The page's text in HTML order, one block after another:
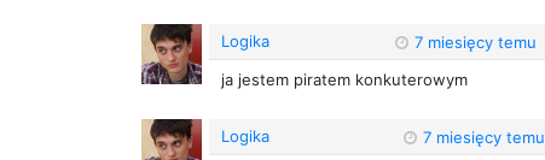
Logika 7 miesięcy temu
ja jestem piratem konkuterowym
Logika 7 miesięcy temu